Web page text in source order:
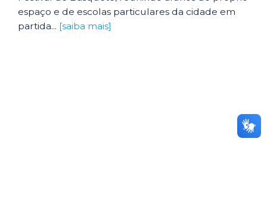
espaço e de escolas particulares da cidade em
partida... [saiba mais]